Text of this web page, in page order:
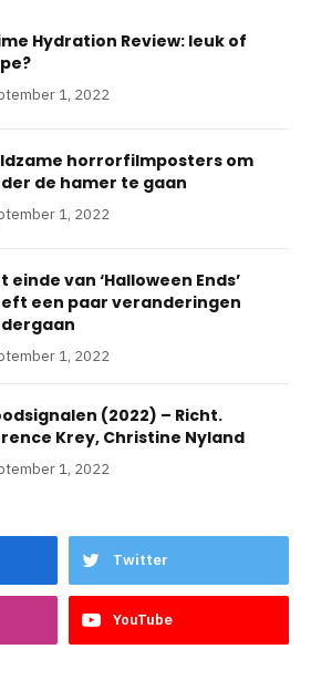
Hydration Review: leuk of
1, 2022
horrorfilmposters om
de hamer te gaan
1, 2022
einde van ‘Halloween Ends’
een paar veranderingen
1, 2022
(2022) – Richt.
Krey, Christine Nyland
1, 2022
Twitter
YouTube